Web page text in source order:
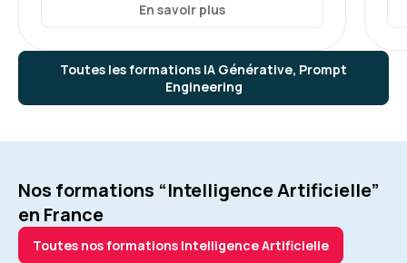
Toutes les formations IA Générative, Prompt
Engineering
En savoir plus
Nos formations “Intelligence Artificielle”
en France
Toutes nos formations Intelligence Artificielle